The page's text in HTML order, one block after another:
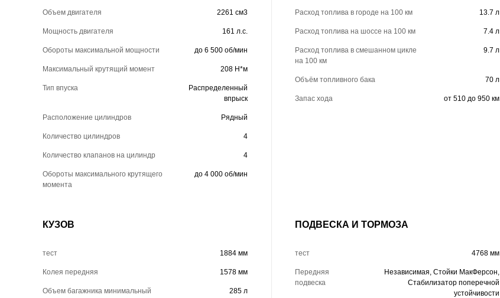
Объем двигателя 2261 см3
Мощность двигателя 161 л.с.
Обороты максимальной мощности до 6 500 об/мин
Максимальный крутящий момент 208 Н*м
Тип впуска
Распределенный
впрыск
Расположение цилиндров Рядный
Количество цилиндров 4
Количество клапанов на цилиндр 4
Обороты максимального крутящего
момента
до 4 000 об/мин
Расход топлива в городе на 100 км 13.7 л
Расход топлива на шоссе на 100 км 7.4 л
Расход топлива в смешанном цикле
на 100 км
9.7 л
Объём топливного бака 70 л
Запас хода от 510 до 950 км
КУЗОВ
тест 1884 мм
Колея передняя 1578 мм
Объем багажника минимальный 285 л
ПОДВЕСКА И ТОРМОЗА
тест 4768 мм
Передняя
подвеска
Независимая, Стойки МакФерсон,
Стабилизатор поперечной
устойчивости